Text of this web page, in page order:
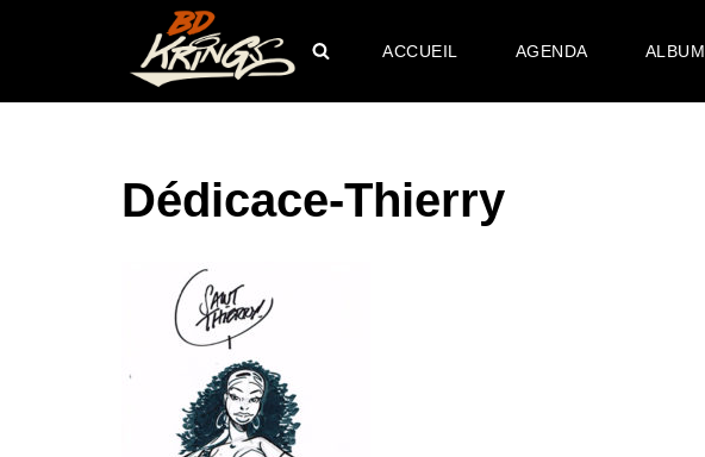
au
ACCUEIL AGENDA
Dédicace-Thierry